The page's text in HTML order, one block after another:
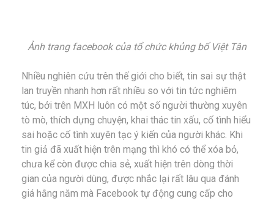
Ảnh trang facebook của tổ chức khủng bố Việt Tân
Nhiều nghiên cứu trên thế giới cho biết, tin sai sự thật
lan truyền nhanh hơn rất nhiều so với tin tức nghiêm
túc, bởi trên MXH luôn có một số người thường xuyên
tò mò, thích dựng chuyện, khai thác tin xấu, cố tình hiểu
sai hoặc cố tình xuyên tạc ý kiến của người khác. Khi
tin giả đã xuất hiện trên mạng thì khó có thể xóa bỏ,
chưa kể còn được chia sẻ, xuất hiện trên dòng thời
gian của người dùng, được nhắc lại rất lâu qua đánh
giá hằng năm mà Facebook tự động cung cấp cho